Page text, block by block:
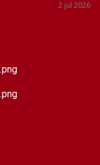
2 jul 2026